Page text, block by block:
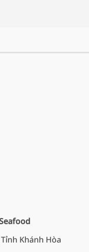
Khánh Hòa